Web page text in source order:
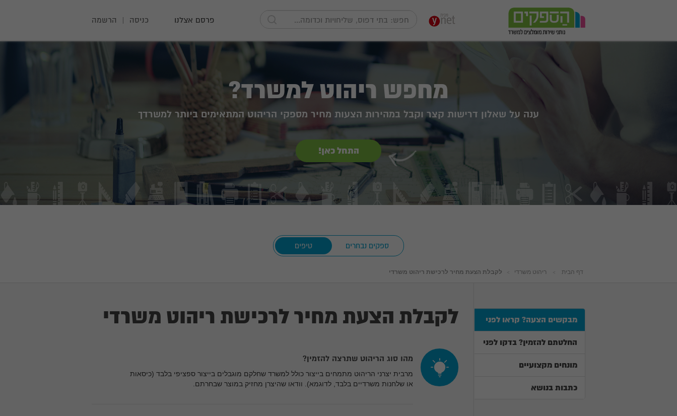
הרשמה | כניסה פרסם אצלנו
מחפש ריהוט למשרד?
ענה על שאלון דרישות קצר וקבל במהירות הצעות מחיר מספקי הריהוט המתאימים ביותר למשרדך
התחל כאן!
ספקים נבחרים טיפים
דף הבית ריהוט משרדי לקבלת הצעת מחיר לרכישת ריהוט משרדי
מבקשים הצעה? קראו לפני
החלטתם להזמין? בדקו לפני
מונחים מקצועיים
כתבות בנושא
לקבלת הצעת מחיר לרכישת ריהוט משרדי
מהו סוג הריהוט שתרצה להזמין?
מרבית יצרני הריהוט מתמחים בייצור כולל למשרד שחלקם מוגבלים בייצור ספציפי בלבד (כיסאות
או שלחנות משרדיים בלבד, לדוגמא). וודאו שהיצרן מחזיק במוצר שבחרתם.